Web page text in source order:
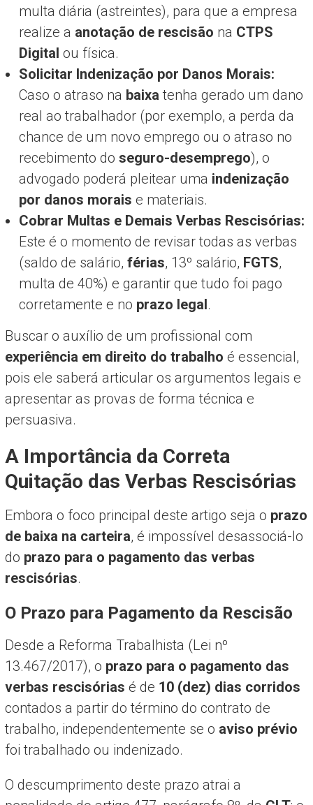
multa diária (astreintes), para que a empresa
realize a anotação de rescisão na CTPS
Digital ou física.
Solicitar Indenização por Danos Morais:
Caso o atraso na baixa tenha gerado um dano
real ao trabalhador (por exemplo, a perda da
chance de um novo emprego ou o atraso no
recebimento do seguro-desemprego), o
advogado poderá pleitear uma indenização
por danos morais e materiais.
Cobrar Multas e Demais Verbas Rescisórias:
Este é o momento de revisar todas as verbas
(saldo de salário, férias, 13º salário, FGTS,
multa de 40%) e garantir que tudo foi pago
corretamente e no prazo legal.
Buscar o auxílio de um profissional com
experiência em direito do trabalho é essencial,
pois ele saberá articular os argumentos legais e
apresentar as provas de forma técnica e
persuasiva.
A Importância da Correta
Quitação das Verbas Rescisórias
Embora o foco principal deste artigo seja o prazo
de baixa na carteira, é impossível desassociá-lo
do prazo para o pagamento das verbas
rescisórias.
O Prazo para Pagamento da Rescisão
Desde a Reforma Trabalhista (Lei nº
13.467/2017), o prazo para o pagamento das
verbas rescisórias é de 10 (dez) dias corridos
contados a partir do término do contrato de
trabalho, independentemente se o aviso prévio
foi trabalhado ou indenizado.
O descumprimento deste prazo atrai a